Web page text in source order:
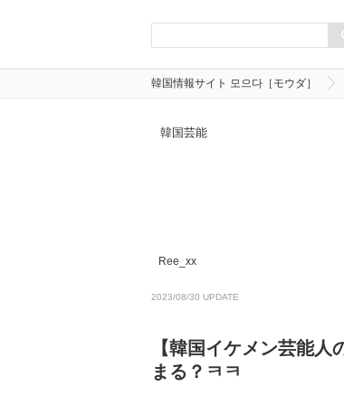
韓国情報サイト 모으다［モウダ］
韓国芸能
Ree_xx
2023/08/30 UPDATE
【韓国イケメン芸能
まる？ㅋㅋ